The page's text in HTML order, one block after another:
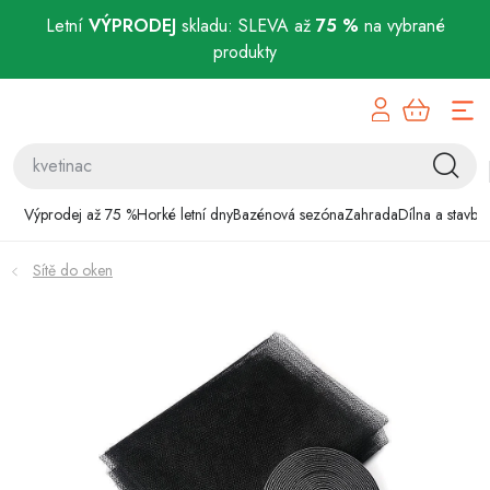
Letní VÝPRODEJskladu: SLEVA až 75 % na vybrané
produkty
Výprodej až 75 %Horké letní dnyBazénová sezónaZahradaDílna a stavba
Bazénová sezóna
Zahrada
Chovatelské potřeby
Sítě do oken